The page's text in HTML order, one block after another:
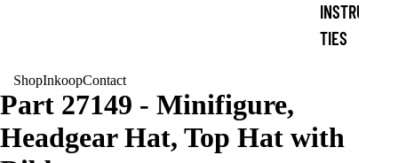
INSTRUC
TIES
ShopInkoopContact
Part 27149 - Minifigure,
Headgear Hat, Top Hat with